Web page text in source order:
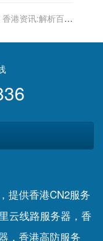
香港资讯:解析百度
数据的处理
提供香港CN2服务
云线路服务器，香
，香港高防服务